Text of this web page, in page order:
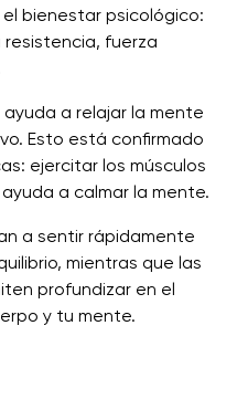
bienestar psicológico:
fuerza
a relajar la mente
Esto está confirmado
ejercitar los músculos
a calmar la mente.
a sentir rápidamente
mientras que las
profundizar en el
y tu mente.